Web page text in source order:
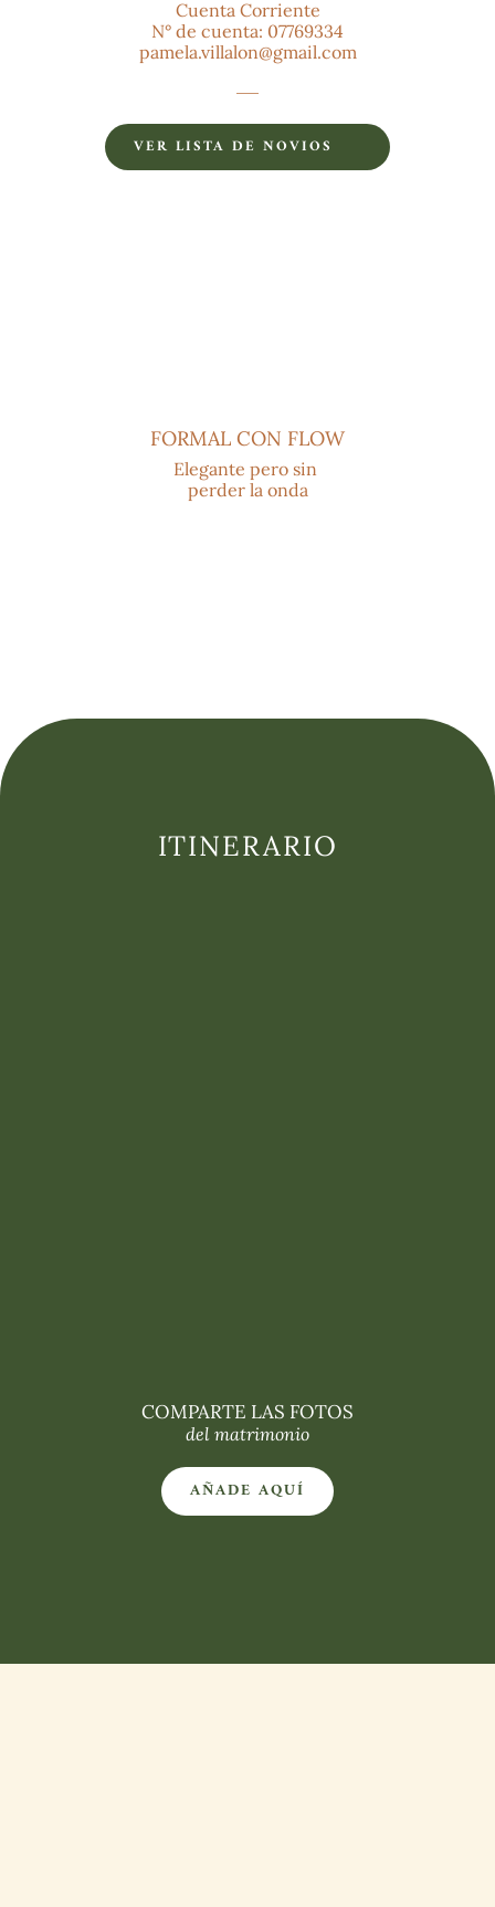
Cuenta Corriente
N° de cuenta: 07769334
pamela.villalon@gmail.com
VER LISTA DE NOVIOS
FORMAL CON FLOW
Elegante pero sin
perder la onda
ITINERARIO
COMPARTE LAS FOTOS
del matrimonio
AÑADE AQUÍ